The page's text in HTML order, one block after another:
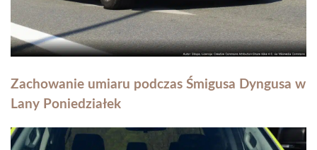
Zachowanie umiaru podczas Śmigusa Dyngusa w
Lany Poniedziałek